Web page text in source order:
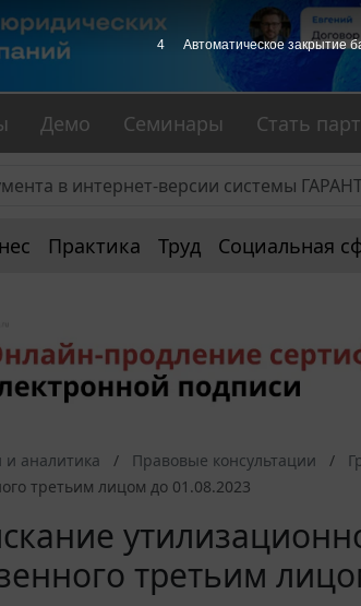
Демо Семинары Стать
Практика Труд Социальная
и аналитика Правовые консультации
третьим лицом до 01.08.2023
третьим
3 Автоматическое закрытие